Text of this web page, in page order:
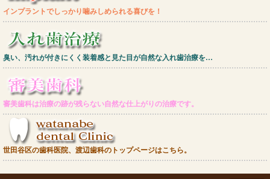
インプラントでしっかり噛みしめられる喜びを！
臭い、汚れが付きにくく装着感と見た目が自然な入れ歯治療を…
審美歯科は治療の跡が残らない自然な仕上がりの治療です。
世田谷区の歯科医院、渡辺歯科のトップページはこちら。